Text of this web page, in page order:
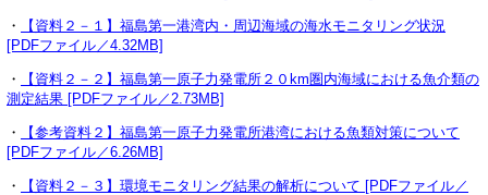
・
【資料２－１】福島第一港湾内・周辺海域の海水モニタリング状況
[PDFファイル／4.32MB]
・
【資料２－２】福島第一原子力発電所２０km圏内海域における魚介類の
測定結果 [PDFファイル／2.73MB]
・
【参考資料２】福島第一原子力発電所港湾における魚類対策について
[PDFファイル／6.26MB]
・
【資料２－３】環境モニタリング結果の解析について [PDFファイル／